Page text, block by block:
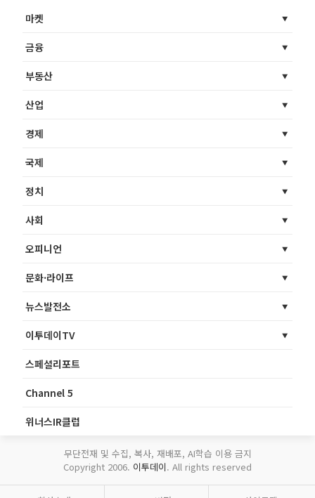
마켓
금융
부동산
산업
경제
국제
정치
사회
오피니언
문화·라이프
뉴스발전소
이투데이TV
스페셜리포트
Channel 5
위너스IR클럽
무단전재 및 수집, 복사, 재배포, AI학습 이용 금지
Copyright 2006. 이투데이. All rights reserved